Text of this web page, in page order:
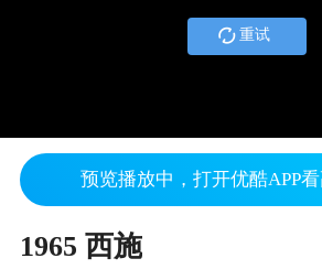
重试
预览播放中，打开优酷APP
1965 西施